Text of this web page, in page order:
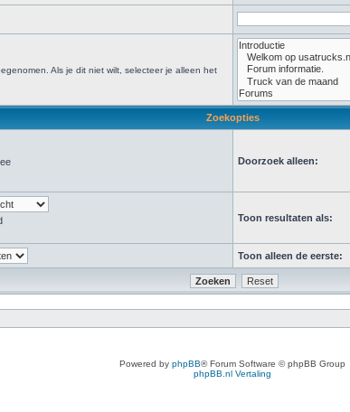
Als je dit niet wilt, selecteer je alleen het
Zoekopties
Doorzoek alleen:
Toon resultaten als:
Toon alleen de eerste:
Powered by phpBB® Forum Software © phpBB Group
phpBB.nl Vertaling